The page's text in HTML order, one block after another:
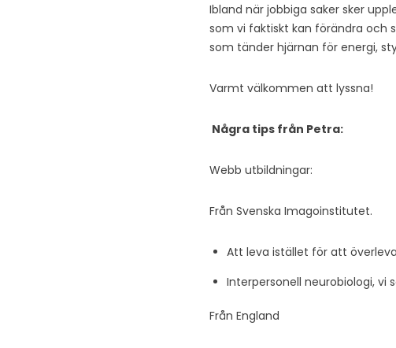
Ibland när jobbiga saker sker
som vi faktiskt kan förändra och
som tänder hjärnan för energi,
Varmt välkommen att lyssna!
Några tips från Petra:
Webb utbildningar:
Från Svenska Imagoinstitutet.
Att leva istället för att
Interpersonell neurobiologi, vi
Från England